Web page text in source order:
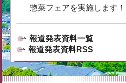
惣菜フェアを実施します！
報道発表資料一覧
報道発表資料RSS